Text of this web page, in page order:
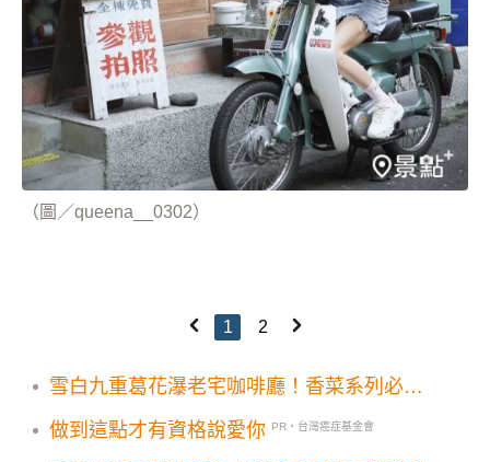
（圖／queena__0302）
1 2
雪白九重葛花瀑老宅咖啡廳！香菜系列必點
做到這點才有資格說愛你
PR・台灣癌症基金會